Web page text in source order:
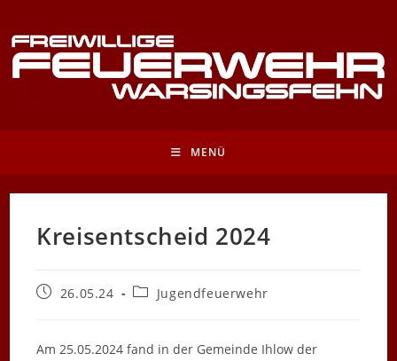
Inhalt
springen
MENÜ
Kreisentscheid 2024
Beitrag26.05.24
Beitrags-
Jugendfeuerwehr
Am 25.05.2024 fand in der Gemeinde Ihlow der